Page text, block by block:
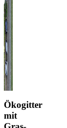
Ökogitter
mit